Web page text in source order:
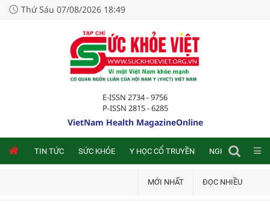
Thứ Sáu 07/08/2026 18:49
E-ISSN 2734 - 9756
P-ISSN 2815 - 6285
VietNam Health MagazineOnline
TIN TỨC SỨC KHỎE Y HỌC CỔ TRUYỀN NGHIÊN CỨU
MỚI NHẤT ĐỌC NHIỀU